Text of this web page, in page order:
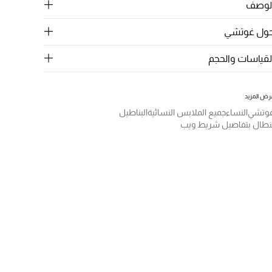
غوتشي
والحجم
المزيد
النساءجميع الملابس النسائيةالبناطيل
بتفاصيل شريط ويب